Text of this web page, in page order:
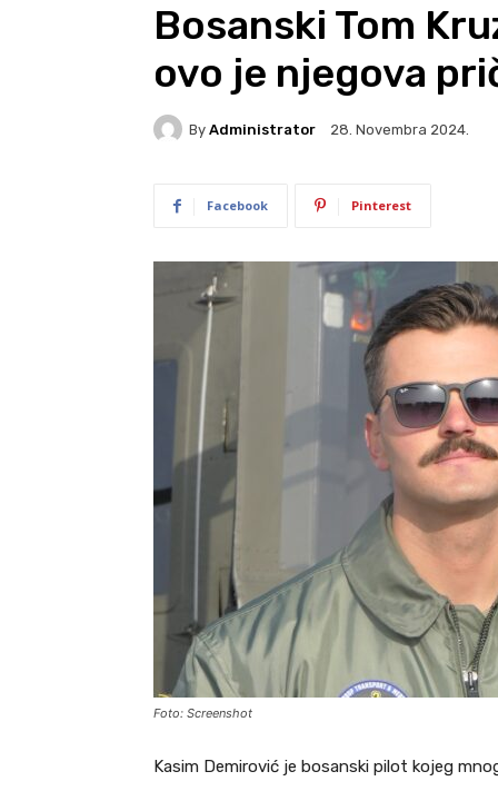
Bosanski Tom
ovo je njegova
By Administrator 28. Novembra 2024.
Facebook Pinterest
Foto: Screenshot
Kasim Demirović je bosanski pilot kojeg